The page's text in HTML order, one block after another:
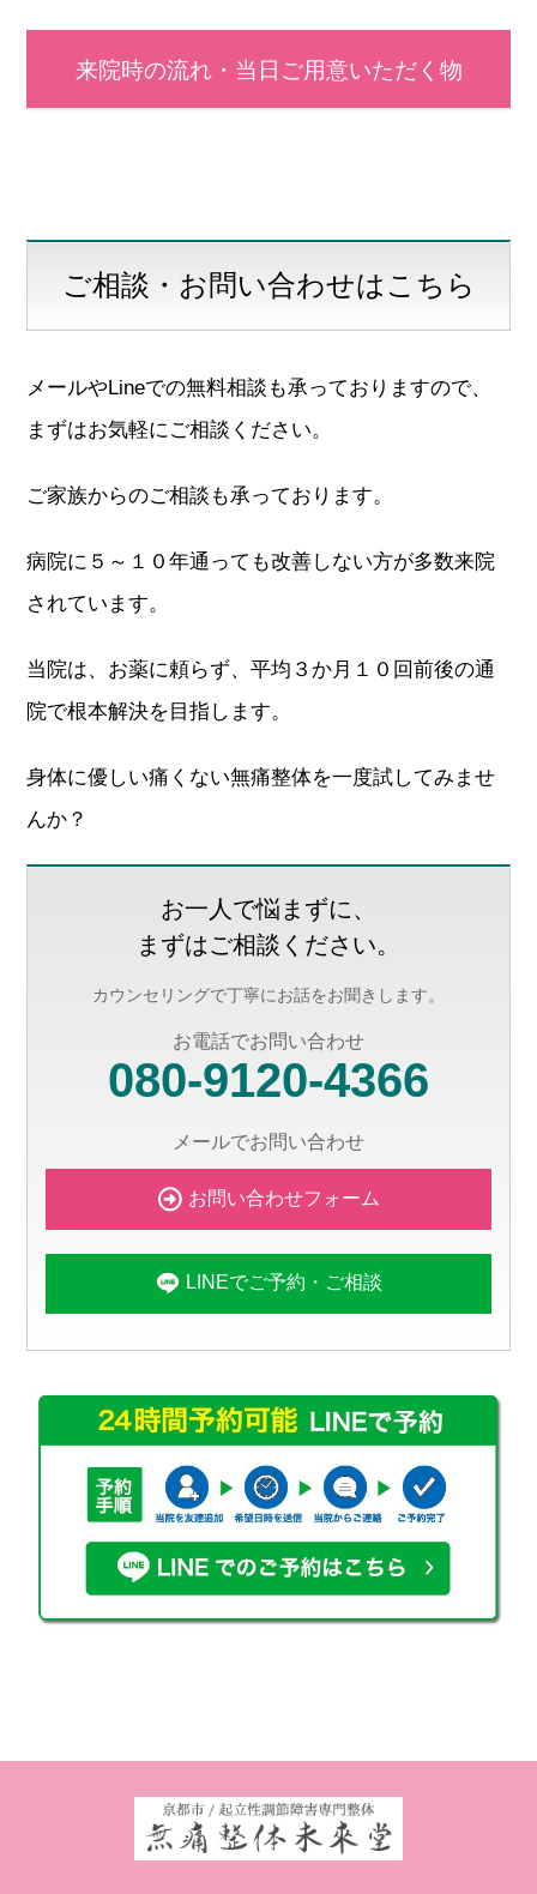
来院時の流れ・当日ご用意いただく物
ご相談・お問い合わせはこちら
メールやLineでの無料相談も承っておりますので、
まずはお気軽にご相談ください。
ご家族からのご相談も承っております。
病院に５～１０年通っても改善しない方が多数来院
されています。
当院は、お薬に頼らず、平均３か月１０回前後の通
院で根本解決を目指します。
身体に優しい痛くない無痛整体を一度試してみませ
んか？
お一人で悩まずに、
まずはご相談ください。
カウンセリングで丁寧にお話をお聞きします。
お電話でお問い合わせ
080-9120-4366
メールでお問い合わせ
お問い合わせフォーム
LINEでご予約・ご相談